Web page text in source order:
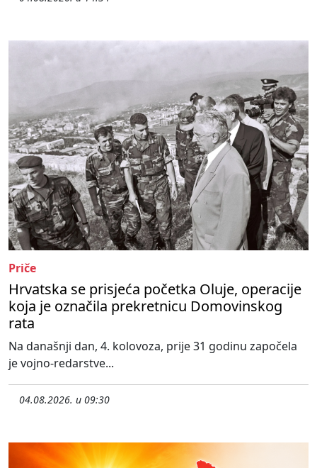
Priče
Hrvatska se prisjeća početka Oluje, operacije
koja je označila prekretnicu Domovinskog
rata
Na današnji dan, 4. kolovoza, prije 31 godinu započela
je vojno-redarstve...
04.08.2026. u 09:30